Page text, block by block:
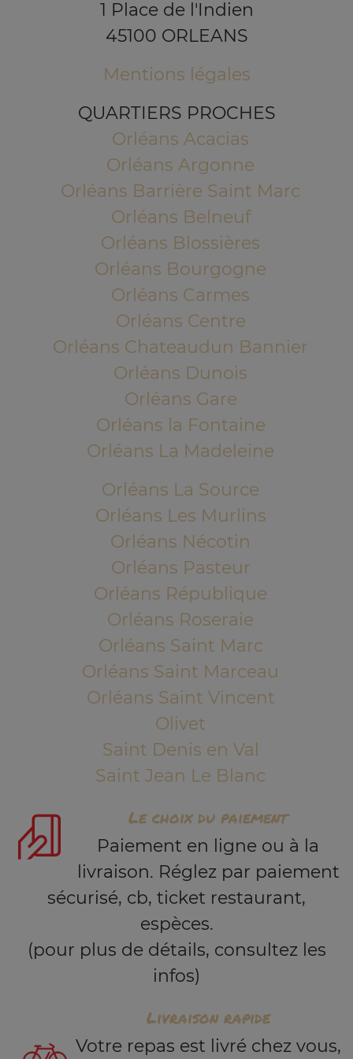
1 Place de l'Indien
45100 ORLEANS
Mentions légales
QUARTIERS PROCHES
Orléans Acacias
Orléans Argonne
Orléans Barrière Saint Marc
Orléans Belneuf
Orléans Blossières
Orléans Bourgogne
Orléans Carmes
Orléans Centre
Orléans Chateaudun Bannier
Orléans Dunois
Orléans Gare
Orléans la Fontaine
Orléans La Madeleine
Orléans La Source
Orléans Les Murlins
Orléans Nécotin
Orléans Pasteur
Orléans République
Orléans Roseraie
Orléans Saint Marc
Orléans Saint Marceau
Orléans Saint Vincent
Olivet
Saint Denis en Val
Saint Jean Le Blanc
Le choix du paiement
Paiement en ligne ou à la
livraison. Réglez par paiement
sécurisé, cb, ticket restaurant,
espèces.
(pour plus de détails, consultez les
infos)
Livraison rapide
Votre repas est livré chez vous,